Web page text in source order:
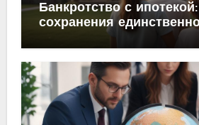
Банкротство с
сохранения